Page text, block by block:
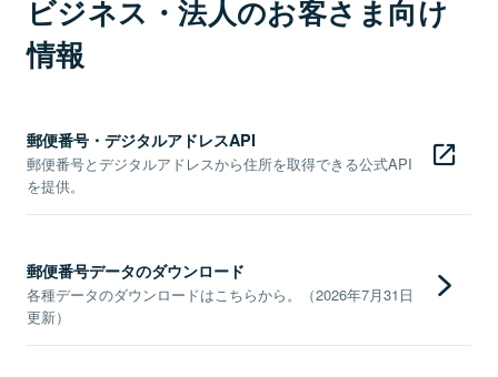
ビジネス・法人のお客さま向け
情報
郵便番号・デジタルアドレスAPI
郵便番号とデジタルアドレスから住所を取得できる公式API
を提供。
郵便番号データのダウンロード
各種データのダウンロードはこちらから。（2026年7月31日
更新）